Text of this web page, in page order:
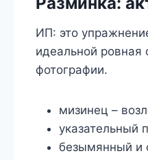
ИП: это
идеальной ровная
фотографии.
мизинец –
указательный
безымянный и